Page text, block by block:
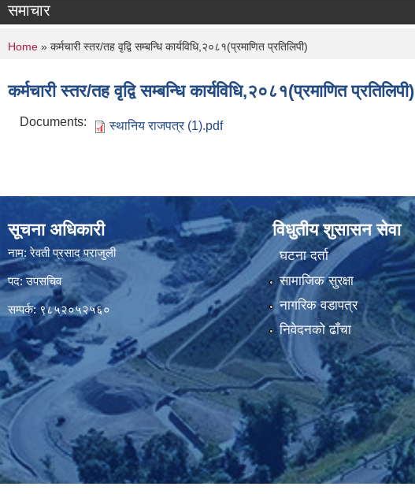
समाचार
You are here
Home » कर्मचारी स्तर/तह वृद्वि सम्बन्धि कार्यविधि,२०८१(प्रमाणित प्रतिलिपी)
कर्मचारी स्तर/तह वृद्वि सम्बन्धि कार्यविधि,२०८१(प्रमाणित प्रतिलिपी)
Documents: स्थानिय राजपत्र (1).pdf
सूचना अधिकारी
नाम: रेवती प्रसाद पराजुली
पद: उपसचिव
सम्पर्क: ९८५२०५२५६०
विधुतीय शुसासन सेवा
घटना दर्ता
सामाजिक सुरक्षा
नागरिक वडापत्र
निवेदनको ढाँचा